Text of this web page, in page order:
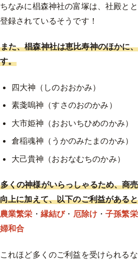
ちなみに椙森神社の富塚は、社殿と
登録されているそうです！
また、椙森神社は恵比寿神のほかに
す。
四大神（しのおおかみ）
素戔嗚神（すさのおのかみ）
大市姫神（おおいちひめのかみ）
倉稲魂神（うかのみたまのかみ）
大己貴神（おおなむちのかみ）
多くの神様がいらっしゃるため、商
向上に加えて、以下のご利益がある
農業繁栄 ・ 縁結び・ 厄除け ・子孫繁栄
婦和合
これほど多くのご利益を受けられる